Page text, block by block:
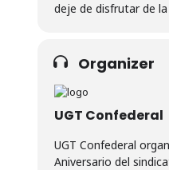
deje de disfrutar de
Organizer
UGT Confederal
UGT Confederal
Aniversario del